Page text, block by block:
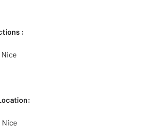
:
Nice
Nice